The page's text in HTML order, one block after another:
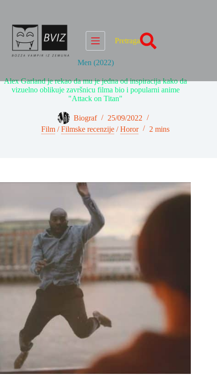
Pretraga
Men (2022)
Alex Garland je rekao da mu je jedna od inspiracija kako da
vizuelno oblikuje završnicu filma bio i popularni anime
"Attack on Titan"
Biograf
25/09/2022
Film/Filmske recenzije/Horor 2 mins